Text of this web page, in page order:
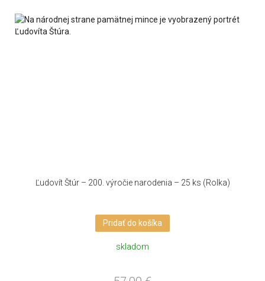
Ľudovít Štúr – 200. výročie narodenia – 25 ks (Rolka)
Pridať do košíka
skladom